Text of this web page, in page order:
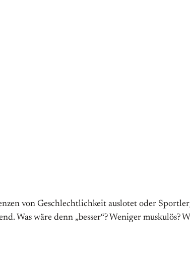
von Geschlechtlichkeit auslotet oder
Was wäre denn „besser“? Weniger muskulös?